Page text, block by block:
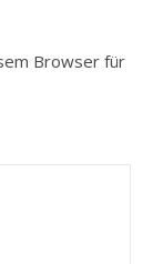
Browser für